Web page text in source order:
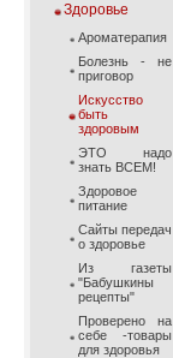
Здоровье
Ароматерапия
Болезнь - не
приговор
Искусство
быть
здоровым
ЭТО надо
знать ВСЕМ!
Здоровое
питание
Сайты передач
о здоровье
Из газеты
"Бабушкины
рецепты"
Проверено на
себе -товары
для здоровья